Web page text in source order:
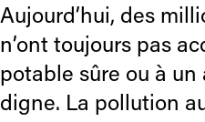
Aujourd’hui, des
n’ont toujours pas
potable sûre ou à un
digne. La pollution